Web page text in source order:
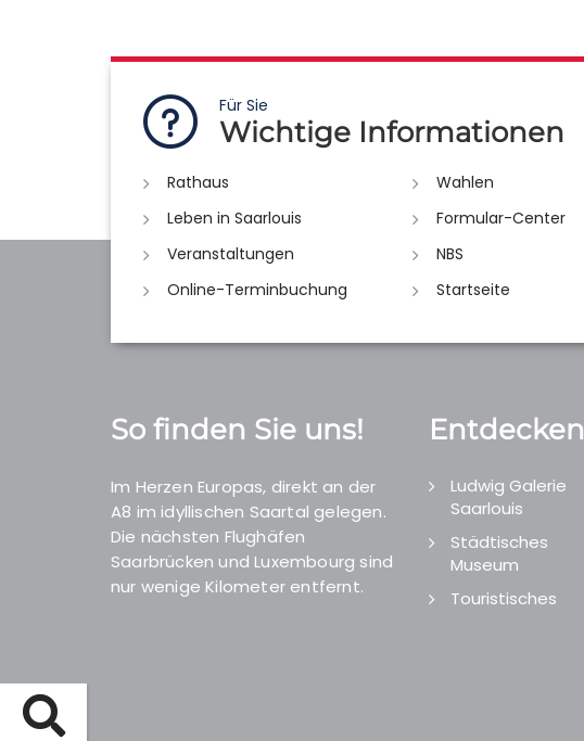
Für Sie
Wichtige Informationen
Rathaus
Wahlen
Leben in Saarlouis
Formular-Center
Veranstaltungen
NBS
Online-Terminbuchung
Startseite
So finden Sie uns!
Im Herzen Europas, direkt an der
A8 im idyllischen Saartal gelegen.
Die nächsten Flughäfen
Saarbrücken und Luxembourg sind
nur wenige Kilometer entfernt.
Entdecken
Ludwig Galerie
Saarlouis
Städtisches
Museum
Touristisches